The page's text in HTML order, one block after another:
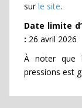
surle site.
Date limite
: 26 avril 2026
À noter que
pressions est